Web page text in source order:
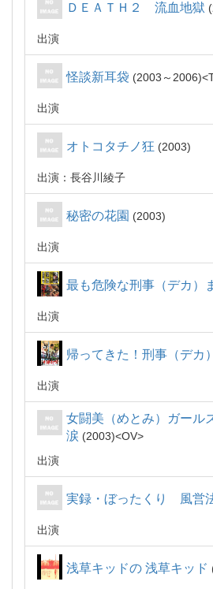
ＤＥＡＴＨ２ 流血地獄
出演
怪談新耳袋 2003～2006
出演
オトコタチノ狂 2003
出演：長谷川綾子
秘密の花園 2003
出演
最も危険な刑事（デカ）
出演
帰ってきた！刑事（デカ
出演
女闘美（めとみ）ガー
涙
2003
OV
出演
実録・ぼったくり 風営
出演
浅草キッドの 浅草キッド